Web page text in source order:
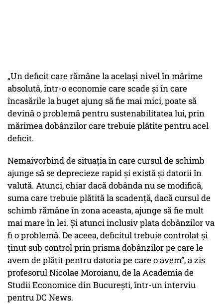
„Un deficit care rămâne la același nivel în mărime
absolută, într-o economie care scade și în care
încasările la buget ajung să fie mai mici, poate să
devină o problemă pentru sustenabilitatea lui, prin
mărimea dobânzilor care trebuie plătite pentru acel
deficit.
Nemaivorbind de situația în care cursul de schimb
ajunge să se deprecieze rapid și există și datorii în
valută. Atunci, chiar dacă dobânda nu se modifică,
suma care trebuie plătită la scadență, dacă cursul de
schimb rămâne în zona aceasta, ajunge să fie mult
mai mare în lei. Și atunci inclusiv plata dobânzilor va
fi o problemă. De aceea, deficitul trebuie controlat și
ținut sub control prin prisma dobânzilor pe care le
avem de plătit pentru datoria pe care o avem”, a zis
profesorul Nicolae Moroianu, de la Academia de
Studii Economice din București, într-un interviu
pentru DC News.